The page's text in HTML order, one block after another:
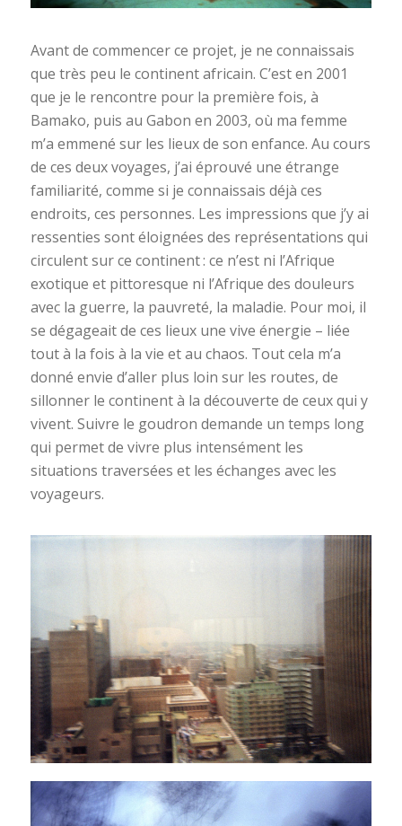
Avant de commencer ce projet, je ne connaissais
que très peu le continent africain. C’est en 2001
que je le rencontre pour la première fois, à
Bamako, puis au Gabon en 2003, où ma femme
m’a emmené sur les lieux de son enfance. Au cours
de ces deux voyages, j’ai éprouvé une étrange
familiarité, comme si je connaissais déjà ces
endroits, ces personnes. Les impressions que j’y ai
ressenties sont éloignées des représentations qui
circulent sur ce continent : ce n’est ni l’Afrique
exotique et pittoresque ni l’Afrique des douleurs
avec la guerre, la pauvreté, la maladie. Pour moi, il
se dégageait de ces lieux une vive énergie – liée
tout à la fois à la vie et au chaos. Tout cela m’a
donné envie d’aller plus loin sur les routes, de
sillonner le continent à la découverte de ceux qui y
vivent. Suivre le goudron demande un temps long
qui permet de vivre plus intensément les
situations traversées et les échanges avec les
voyageurs.